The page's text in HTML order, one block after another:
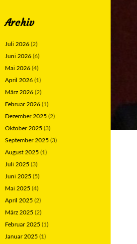
Archiv
Juli 2026 (2)
Juni 2026 (6)
Mai 2026 (4)
April 2026 (1)
März 2026 (2)
Februar 2026 (1)
Dezember 2025 (2)
Oktober 2025 (3)
September 2025 (3)
August 2025 (1)
Juli 2025 (3)
Juni 2025 (5)
Mai 2025 (4)
April 2025 (2)
März 2025 (2)
Februar 2025 (1)
Januar 2025 (1)